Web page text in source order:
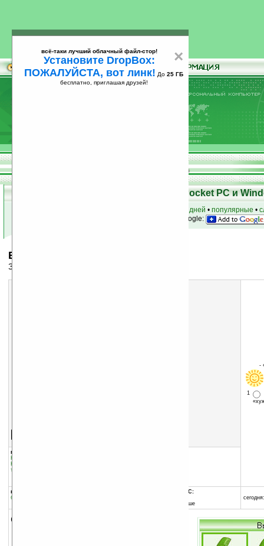
25
Скачать программы для КПК Pocket PC и
за 7 дней • популярные •
на Google:
EZtalk
Звонки через мобильный интернет
-
1
группы программы:
Коммуникации и сети
Коммуникации и сети
телефоны
программа:
бесплатная
совместима с Pocket PC:
Windows Mobile 5.0 и выше
описание:
×
всё-таки лучший облачный файл-стор!
Установите DropBox:
ПОЖАЛУЙСТА, вот линк! До 25 ГБ
бесплатно, приглашая друзей!